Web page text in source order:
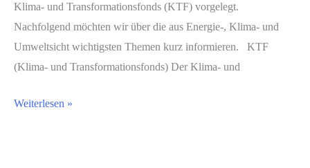
Netzanschlussverfahrens
(Netzanschlusspaket)
zur
Änderung
der
Verordnung
Zuständigkeiten
Klima- und Transformationsfonds (KTF) vorgelegt.
Nachfolgend möchten wir über die aus Energie-, Klima- und
Umweltsicht wichtigsten Themen kurz informieren. KTF
(Klima- und Transformationsfonds) Der Klima- und
NST-
Weiterlesen »